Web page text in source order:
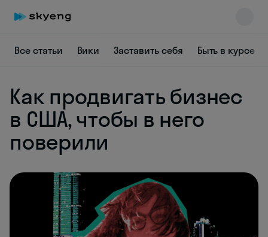
Все статьи Вики Заставить себя Быть в курсе
Как продвигать бизнес
в США, чтобы в него
поверили
Skyeng Chat